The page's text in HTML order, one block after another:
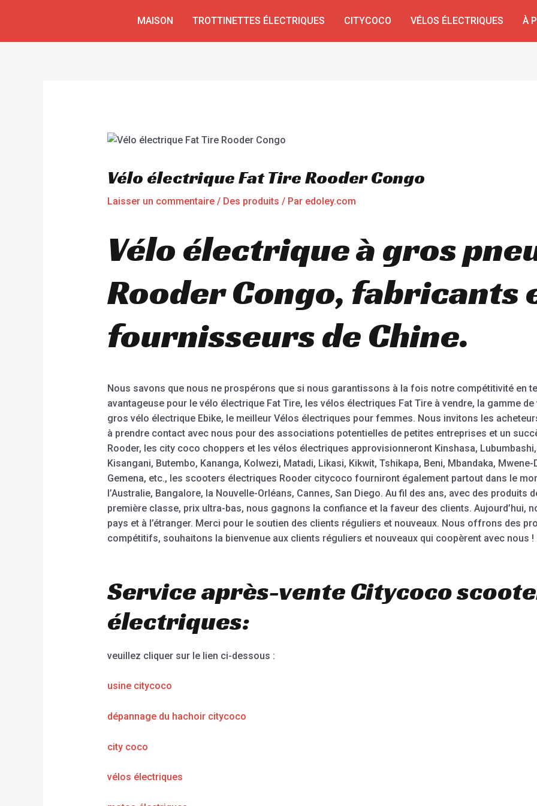
MAISON TROTTINETTES ÉLECTRIQUES CITYCOCO VÉLOS ÉLECTRIQUES À
Vélo électrique Fat Tire Rooder Congo
Laisser un commentaire / Des produits / Par edoley.com
Vélo électrique à gros
Rooder Congo, fabricants
fournisseurs de Chine.
Nous savons que nous ne prospérons que si nous garantissons à la fois notre compétitivité en
avantageuse pour le vélo électrique Fat Tire, les vélos électriques Fat Tire à vendre, la gamme
gros vélo électrique Ebike, le meilleur Vélos électriques pour femmes. Nous invitons les
à prendre contact avec nous pour des associations potentielles de petites entreprises et un
Rooder, les city coco choppers et les vélos électriques approvisionneront Kinshasa,
Kisangani, Butembo, Kananga, Kolwezi, Matadi, Likasi, Kikwit, Tshikapa, Beni, Mbandaka,
Gemena, etc., les scooters électriques Rooder citycoco fourniront également partout dans le
l’Australie, Bangalore, la Nouvelle-Orléans, Cannes, San Diego. Au fil des ans, avec des produits
première classe, prix ultra-bas, nous gagnons la confiance et la faveur des clients. Aujourd’hui,
pays et à l’étranger. Merci pour le soutien des clients réguliers et nouveaux. Nous offrons des
compétitifs, souhaitons la bienvenue aux clients réguliers et nouveaux qui coopèrent avec nous !
Service après-vente Citycoco
électriques:
veuillez cliquer sur le lien ci-dessous :
usine citycoco
dépannage du hachoir citycoco
city coco
vélos électriques